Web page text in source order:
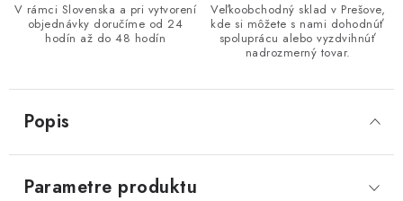
V rámci Slovenska a pri vytvorení
objednávky doručíme od 24
hodín až do 48 hodín
Veľkoobchodný sklad v Prešove,
kde si môžete s nami dohodnúť
spoluprácu alebo vyzdvihnúť
nadrozmerný tovar.
Popis
Parametre produktu